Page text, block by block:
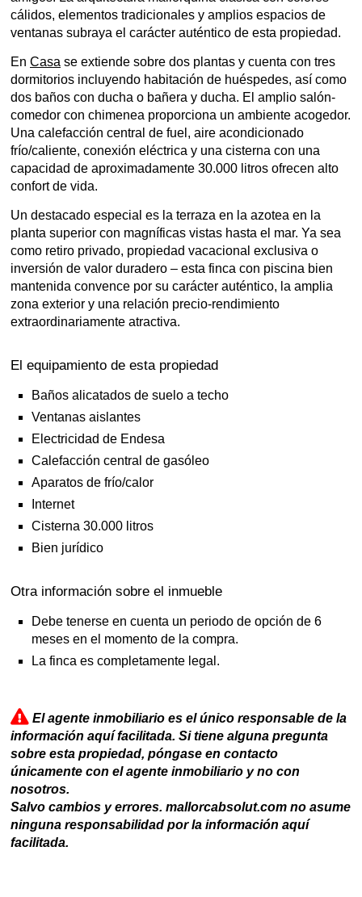
cálidos, elementos tradicionales y amplios espacios de
ventanas subraya el carácter auténtico de esta propiedad.
En Casa se extiende sobre dos plantas y cuenta con tres
dormitorios incluyendo habitación de huéspedes, así como
dos baños con ducha o bañera y ducha. El amplio salón-
comedor con chimenea proporciona un ambiente acogedor.
Una calefacción central de fuel, aire acondicionado
frío/caliente, conexión eléctrica y una cisterna con una
capacidad de aproximadamente 30.000 litros ofrecen alto
confort de vida.
Un destacado especial es la terraza en la azotea en la
planta superior con magníficas vistas hasta el mar. Ya sea
como retiro privado, propiedad vacacional exclusiva o
inversión de valor duradero – esta finca con piscina bien
mantenida convence por su carácter auténtico, la amplia
zona exterior y una relación precio-rendimiento
extraordinariamente atractiva.
El equipamiento de esta propiedad
Baños alicatados de suelo a techo
Ventanas aislantes
Electricidad de Endesa
Calefacción central de gasóleo
Aparatos de frío/calor
Internet
Cisterna 30.000 litros
Bien jurídico
Otra información sobre el inmueble
Debe tenerse en cuenta un periodo de opción de 6
meses en el momento de la compra.
La finca es completamente legal.
El agente inmobiliario es el único responsable de la
información aquí facilitada. Si tiene alguna pregunta
sobre esta propiedad, póngase en contacto
únicamente con el agente inmobiliario y no con
nosotros.
Salvo cambios y errores. mallorcabsolut.com no asume
ninguna responsabilidad por la información aquí
facilitada.